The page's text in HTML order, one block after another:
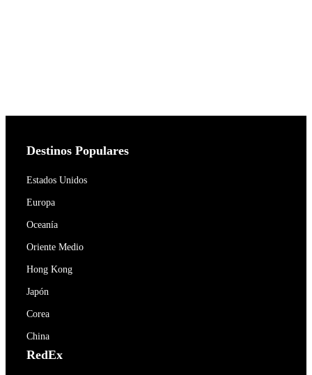
Destinos Populares
Estados Unidos
Europa
Oceanía
Oriente Medio
Hong Kong
Japón
Corea
China
RedEx